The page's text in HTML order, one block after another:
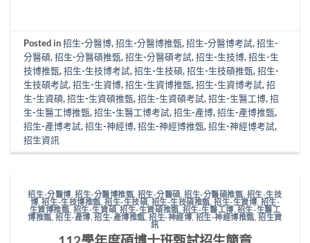
Posted in招生-分醫博,招生-分醫博推甄,招生-分醫博考試,招生-
分醫碩,招生-分醫碩推甄,招生-分醫碩考試,招生-生技博,招生-生
技博推甄,招生-生技博考試,招生-生技碩,招生-生技碩推甄,招生-
生技碩考試,招生-生資博,招生-生資博推甄,招生-生資博考試,招
生-生資碩,招生-生資碩推甄,招生-生資碩考試,招生-生醫工博,招
生-生醫工博推甄,招生-生醫工博考試,招生-產博,招生-產博推甄,
招生-產博考試,招生-神經博,招生-神經博推甄,招生-神經博考試,
招生資訊
招生-分醫博, 招生-分醫博推甄, 招生-分醫碩 ,招生-分醫碩推甄, 招生-生技
博,招生-生技博推甄, 招生-生技碩 招生-生技碩推甄,招生-生資博, 招生-
生資博推甄, 招生-生資碩 ,招生-生資碩推甄, 招生-生醫工博, 招生-生醫工
博推甄,招生-產博, 招生-產博推甄, 招生-神經博, 招生-神經博推甄,招生資
訊